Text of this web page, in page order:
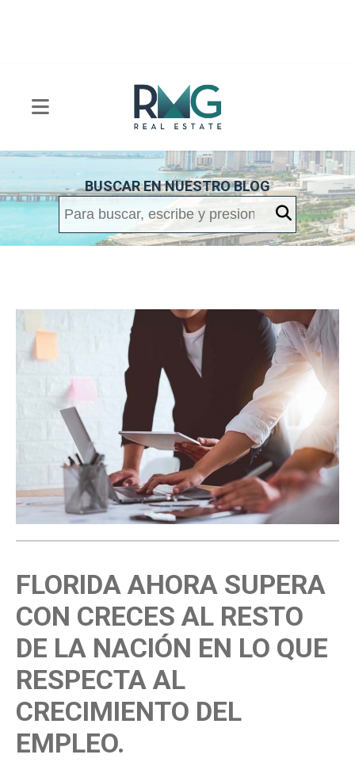
BUSCAR EN NUESTRO BLOG
FLORIDA AHORA SUPERA
CON CRECES AL RESTO
DE LA NACIÓN EN LO QUE
RESPECTA AL
CRECIMIENTO DEL
EMPLEO.